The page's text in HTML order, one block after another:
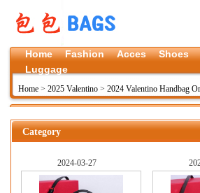
Home Fashion Acces Shoes
Luggage
Home > 2025 Valentino > 2024 Valentino Handbag
Category
2024-03-27